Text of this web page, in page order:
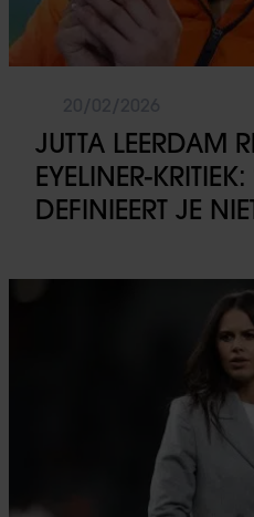
JUTTA LEERDAM
EYELINER-KRITIEK:
DEFINIEERT JE